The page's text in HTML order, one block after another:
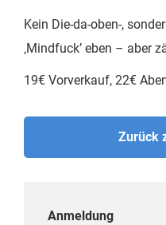
Kein Die-da-oben-,
‚Mindfuck’ eben – aber
19€ Vorverkauf, 22€
Zurück
Anmeldung